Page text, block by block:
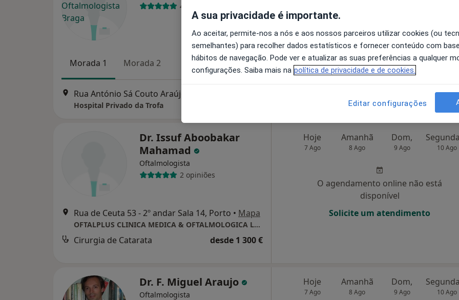
4 opiniões
Morada 1 Morada 2
Rua António Sá Couto Araújo, 105, Trofa
Hospital Privado da Trofa
O agendamento online não está
disponível
Solicite um atendimento
Dr. Issuf Aboobakar
Mahamad
Oftalmologista
2 opiniões
Rua de Ceuta 53 - 2º andar Sala 14, Porto • Mapa
OFTALPLUS CLINICA MEDICA & OFTALMOLOGICA LDA
Cirurgia de Catarata desde 1 300 €
Hoje
7 Ago
Amanhã
8 Ago
Dom,
9 Ago 10 Ago
O agendamento online não está
disponível
Solicite um atendimento
Dr. F. Miguel Araujo
Oftalmologista
Hoje
7 Ago
Amanhã
8 Ago
Dom,
9 Ago 10 Ago
A sua privacidade é importante.
Ao aceitar, permite-nos a nós e aos nossos parceiros utilizar cookies (ou
semelhantes) para recolher dados estatísticos e fornecer conteúdo com
hábitos de navegação. Pode ver e atualizar as suas preferências a qualquer
configurações. Saiba mais na política de privacidade e de cookies.
Editar configurações